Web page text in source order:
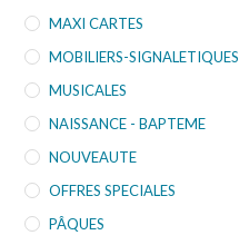
MAXI CARTES
MOBILIERS-SIGNALETIQUES
MUSICALES
NAISSANCE - BAPTEME
NOUVEAUTE
OFFRES SPECIALES
PÂQUES